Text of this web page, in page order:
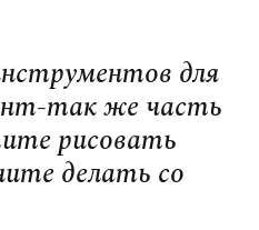
для
так же часть
рисовать
делать со